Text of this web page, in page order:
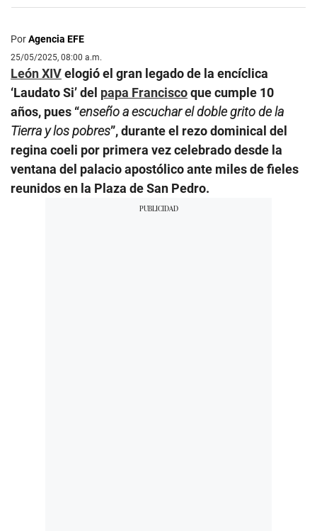
PorAgencia EFE
25/05/2025, 08:00 a.m.
León XIVelogió el gran legado de la encíclica
‘Laudato Si’ del papa Franciscoque cumple 10
años, pues “enseño a escuchar el doble grito de la
Tierra y los pobres”, durante el rezo dominical del
regina coeli por primera vez celebrado desde la
ventana del palacio apostólico ante miles de fieles
reunidos en la Plaza de San Pedro.